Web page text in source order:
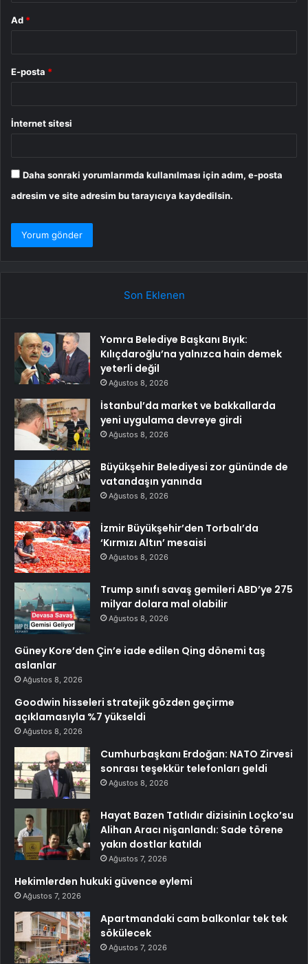
Ad *
E-posta *
İnternet sitesi
Daha sonraki yorumlarımda kullanılması için adım, e-posta
adresim ve site adresim bu tarayıcıya kaydedilsin.
Son Eklenen
Yomra Belediye Başkanı Bıyık:
Kılıçdaroğlu’na yalnızca hain demek
yeterli değil
Ağustos 8, 2026
İstanbul’da market ve bakkallarda
yeni uygulama devreye girdi
Ağustos 8, 2026
Büyükşehir Belediyesi zor gününde de
vatandaşın yanında
Ağustos 8, 2026
İzmir Büyükşehir’den Torbalı’da
‘Kırmızı Altın’ mesaisi
Ağustos 8, 2026
Trump sınıfı savaş gemileri ABD’ye 275
milyar dolara mal olabilir
Ağustos 8, 2026
Güney Kore’den Çin’e iade edilen Qing dönemi taş
aslanlar
Ağustos 8, 2026
Goodwin hisseleri stratejik gözden geçirme
açıklamasıyla %7 yükseldi
Ağustos 8, 2026
Cumhurbaşkanı Erdoğan: NATO Zirvesi
sonrası teşekkür telefonları geldi
Ağustos 8, 2026
Hayat Bazen Tatlıdır dizisinin Loçko’su
Alihan Aracı nişanlandı: Sade törene
yakın dostlar katıldı
Ağustos 7, 2026
Hekimlerden hukuki güvence eylemi
Ağustos 7, 2026
Apartmandaki cam balkonlar tek tek
sökülecek
Ağustos 7, 2026